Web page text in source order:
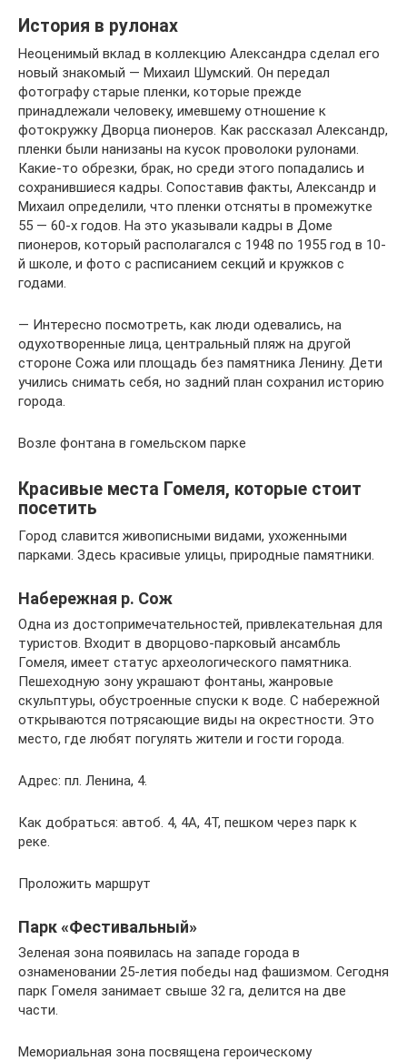
История в рулонах
Неоценимый вклад в коллекцию Александра сделал его
новый знакомый — Михаил Шумский. Он передал
фотографу старые пленки, которые прежде
принадлежали человеку, имевшему отношение к
фотокружку Дворца пионеров. Как рассказал Александр,
пленки были нанизаны на кусок проволоки рулонами.
Какие-то обрезки, брак, но среди этого попадались и
сохранившиеся кадры. Сопо­ставив факты, Александр и
Михаил определили, что пленки отсняты в промежутке
55 — 60-х годов. На это указывали кадры в Доме
пионеров, который располагался с 1948 по 1955 год в 10-
й школе, и фото с расписанием секций и кружков с
годами.
— Интересно посмотреть, как люди одевались, на
одухотворенные лица, центральный пляж на другой
стороне Сожа или площадь без памятника Ленину. Дети
учились снимать себя, но задний план сохранил историю
города.
Возле фонтана в гомельском парке
Красивые места Гомеля, которые стоит
посетить
Город славится живописными видами, ухоженными
парками. Здесь красивые улицы, природные памятники.
Набережная р. Сож
Одна из достопримечательностей, привлекательная для
туристов. Входит в дворцово-парковый ансамбль
Гомеля, имеет статус археологического памятника.
Пешеходную зону украшают фонтаны, жанровые
скульптуры, обустроенные спуски к воде. С набережной
открываются потрясающие виды на окрестности. Это
место, где любят погулять жители и гости города.
Адрес: пл. Ленина, 4.
Как добраться: автоб. 4, 4А, 4Т, пешком через парк к
реке.
Проложить маршрут
Парк «Фестивальный»
Зеленая зона появилась на западе города в
ознаменовании 25-летия победы над фашизмом. Сегодня
парк Гомеля занимает свыше 32 га, делится на две
части.
Мемориальная зона посвящена героическому